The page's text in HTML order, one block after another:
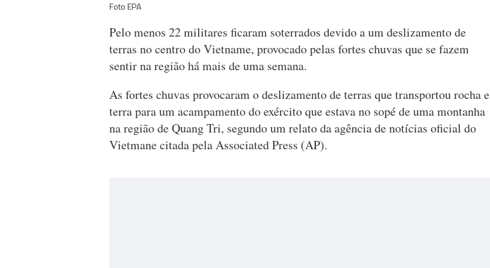
Foto EPA
Pelo menos 22 militares ficaram soterrados devido a um deslizamento de
terras no centro do Vietname, provocado pelas fortes chuvas que se fazem
sentir na região há mais de uma semana.
As fortes chuvas provocaram o deslizamento de terras que transportou rocha e
terra para um acampamento do exército que estava no sopé de uma montanha
na região de Quang Tri, segundo um relato da agência de notícias oficial do
Vietmane citada pela Associated Press (AP).